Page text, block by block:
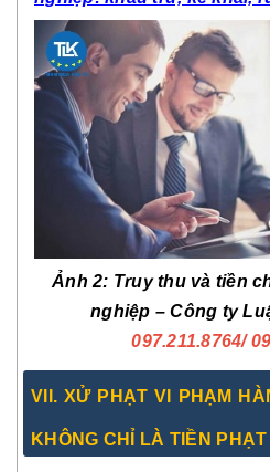
Ảnh 2: Truy thu và tiền
nghiệp – Công ty
097.211.8764/
VII . XỬ PHẠT VI PHẠM
KHÔNG CHỈ LÀ TIỀN PHẠT